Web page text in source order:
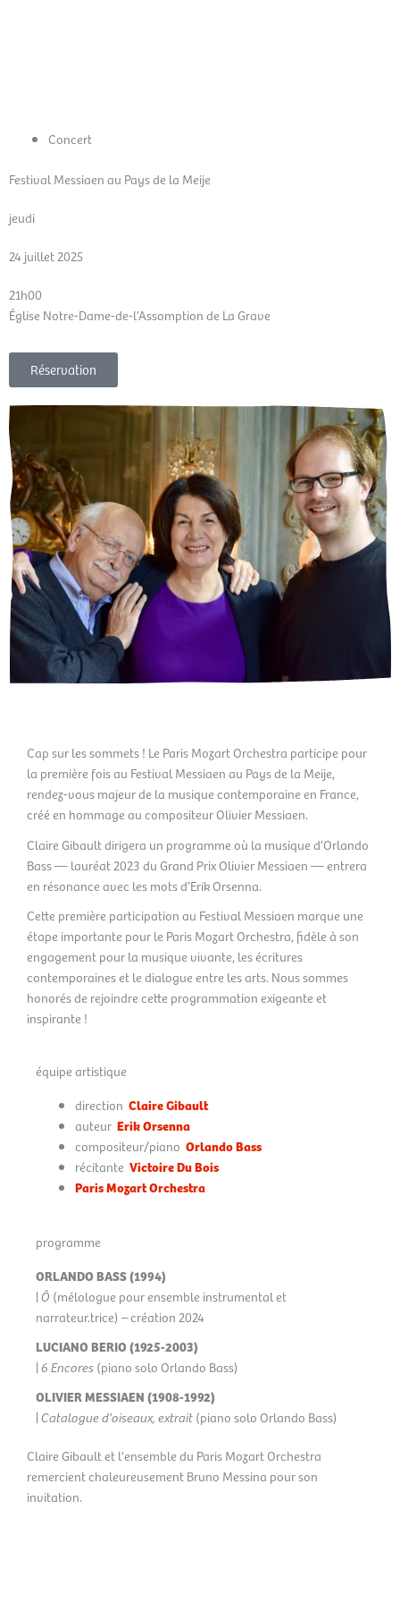
Concert
Festival Messiaen au Pays de la Meije
jeudi
24 juillet 2025
21h00
Église Notre-Dame-de-l’Assomption de La Grave
Réservation
Cap sur les sommets ! Le Paris Mozart Orchestra participe pour
la première fois au Festival Messiaen au Pays de la Meije,
rendez-vous majeur de la musique contemporaine en France,
créé en hommage au compositeur Olivier Messiaen.
Claire Gibault dirigera un programme où la musique d’Orlando
Bass — lauréat 2023 du Grand Prix Olivier Messiaen — entrera
en résonance avec les mots d’Erik Orsenna.
Cette première participation au Festival Messiaen marque une
étape importante pour le Paris Mozart Orchestra, fidèle à son
engagement pour la musique vivante, les écritures
contemporaines et le dialogue entre les arts. Nous sommes
honorés de rejoindre cette programmation exigeante et
inspirante !
équipe artistique
direction Claire Gibault
auteur Erik Orsenna
compositeur/piano Orlando Bass
récitante Victoire Du Bois
Paris Mozart Orchestra
programme
ORLANDO BASS (1994)
|Ô (mélologue pour ensemble instrumental et
narrateur.trice) – création 2024
LUCIANO BERIO (1925-2003)
| 6 Encores(piano solo Orlando Bass)
OLIVIER MESSIAEN (1908-1992)
|Catalogue d’oiseaux, extrait(piano solo Orlando Bass)
Claire Gibault et l'ensemble du Paris Mozart Orchestra
remercient chaleureusement Bruno Messina pour son
invitation.